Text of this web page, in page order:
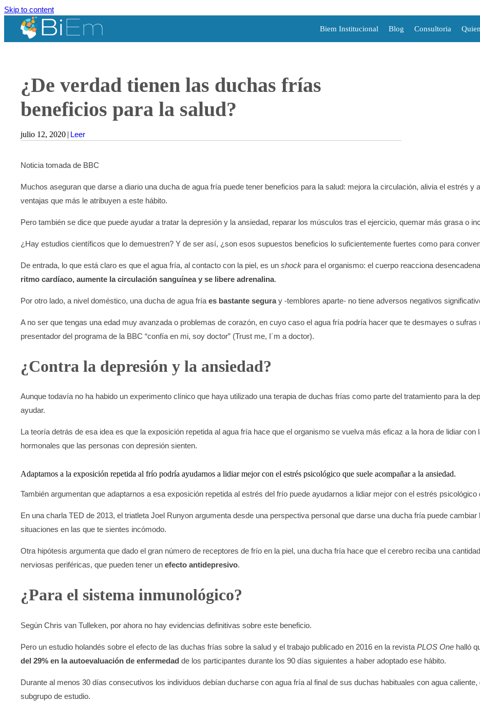
Skip to content
Biem Institucional Blog Consultoria
¿De verdad tienen las duchas frías
beneficios para la salud?
julio 12, 2020 | Leer
Noticia tomada de BBC
Muchos aseguran que darse a diario una ducha de agua fría puede tener beneficios para la salud: mejora la circulación, alivia el estrés
ventajas que más le atribuyen a este hábito.
Pero también se dice que puede ayudar a tratar la depresión y la ansiedad, reparar los músculos tras el ejercicio, quemar más grasa o
¿Hay estudios científicos que lo demuestren? Y de ser así, ¿son esos supuestos beneficios lo suficientemente fuertes como para
De entrada, lo que está claro es que el agua fría, al contacto con la piel, es un shock para el organismo: el cuerpo reacciona
ritmo cardíaco, aumente la circulación sanguíneay se libere adrenalina.
Por otro lado, a nivel doméstico, una ducha de agua fría es bastante seguray -temblores aparte- no tiene adversos negativos
A no ser que tengas una edad muy avanzada o problemas de corazón, en cuyo caso el agua fría podría hacer que te desmayes o
presentador del programa de la BBC “confía en mi, soy doctor” (Trust me, I´m a doctor).
¿Contra la depresión y la ansiedad?
Aunque todavía no ha habido un experimento clínico que haya utilizado una terapia de duchas frías como parte del tratamiento para la
ayudar.
La teoría detrás de esa idea es que la exposición repetida al agua fría hace que el organismo se vuelva más eficaz a la hora de lidiar
hormonales que las personas con depresión sienten.
Adaptarnos a la exposición repetida al frío podría ayudarnos a lidiar mejor con el estrés psicológico que suele acompañar a la ansiedad.
También argumentan que adaptarnos a esa exposición repetida al estrés del frío puede ayudarnos a lidiar mejor con el estrés
En una charla TED de 2013, el triatleta Joel Runyon argumenta desde una perspectiva personal que darse una ducha fría puede
situaciones en las que te sientes incómodo.
Otra hipótesis argumenta que dado el gran número de receptores de frío en la piel, una ducha fría hace que el cerebro reciba una
nerviosas periféricas, que pueden tener un efecto antidepresivo.
¿Para el sistema inmunológico?
Según Chris van Tulleken, por ahora no hay evidencias definitivas sobre este beneficio.
Pero un estudio holandés sobre el efecto de las duchas frías sobre la salud y el trabajo publicado en 2016 en la revista PLOS One halló
del 29% en la autoevaluación de enfermedad de los participantes durante los 90 días siguientes a haber adoptado ese hábito.
Durante al menos 30 días consecutivos los individuos debían ducharse con agua fría al final de sus duchas habituales con agua
subgrupo de estudio.